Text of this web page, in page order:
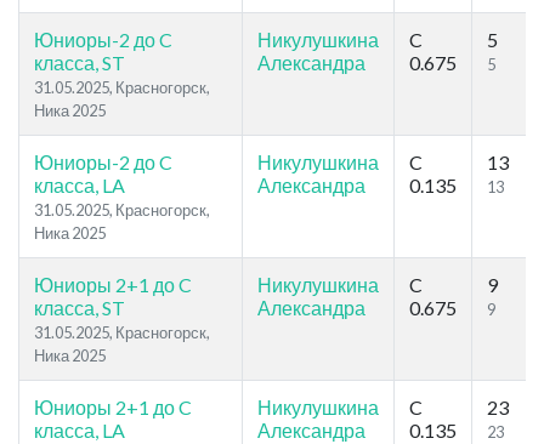
Юниоры-2 до C
класса, ST
31.05.2025, Красногорск,
Ника 2025
Никулушкина
Александра
C
0.675
5
5
Юниоры-2 до C
класса, LA
31.05.2025, Красногорск,
Ника 2025
Никулушкина
Александра
C
0.135
13
13
Юниоры 2+1 до C
класса, ST
31.05.2025, Красногорск,
Ника 2025
Никулушкина
Александра
C
0.675
9
9
Юниоры 2+1 до C
класса, LA
Никулушкина
Александра
C
0.135
23
23